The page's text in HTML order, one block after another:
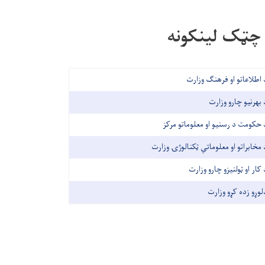
چټک لینکونه
اطلاعاتو او فرهنګ وزارت
بهرنیو چارو وزارت
حکومت د رسنیو او معلوماتو مرکز
مخابراتو او معلوماتي ټکنالوژۍ وزارت
کار او ټولنیزو چارو وزارت
زده کړو وزارت